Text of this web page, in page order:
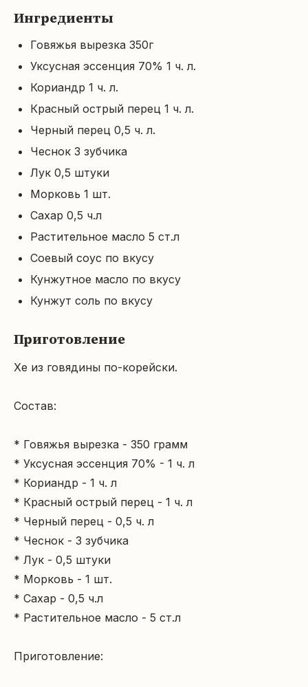
Ингредиенты
Говяжья вырезка 350г
Уксусная эссенция 70% 1 ч. л.
Кориандр 1 ч. л.
Красный острый перец 1 ч. л.
Черный перец 0,5 ч. л.
Чеснок 3 зубчика
Лук 0,5 штуки
Морковь 1 шт.
Сахар 0,5 ч.л
Растительное масло 5 ст.л
Соевый соус по вкусу
Кунжутное масло по вкусу
Кунжут соль по вкусу
Приготовление
Хе из говядины по-корейски.
Состав:
* Говяжья вырезка - 350 грамм
* Уксусная эссенция 70% - 1 ч. л
* Кориандр - 1 ч. л
* Красный острый перец - 1 ч. л
* Черный перец - 0,5 ч. л
* Чеснок - 3 зубчика
* Лук - 0,5 штуки
* Морковь - 1 шт.
* Сахар - 0,5 ч.л
* Растительное масло - 5 ст.л
Приготовление: